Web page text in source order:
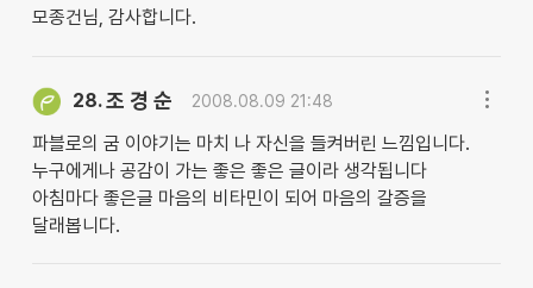
모종건님, 감사합니다.
28.조 경 순 2008.08.09 21:48
파블로의 굼 이야기는 마치 나 자신을 들켜버린 느낌입니다.
누구에게나 공감이 가는 좋은 좋은 글이라 생각됩니다
아침마다 좋은글 마음의 비타민이 되어 마음의 갈증을
달래봅니다.